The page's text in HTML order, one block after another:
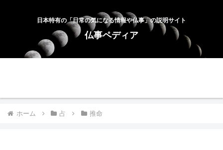
日本特有の「日常の気になる情報や仏事」の説明サイト
仏事ペディア
ホーム 占 推命